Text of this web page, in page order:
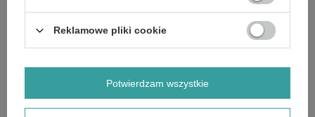
(0)
OSTATNIO OGLĄDANE
Reklamowe pliki cookie
Potwierdzam wszystkie